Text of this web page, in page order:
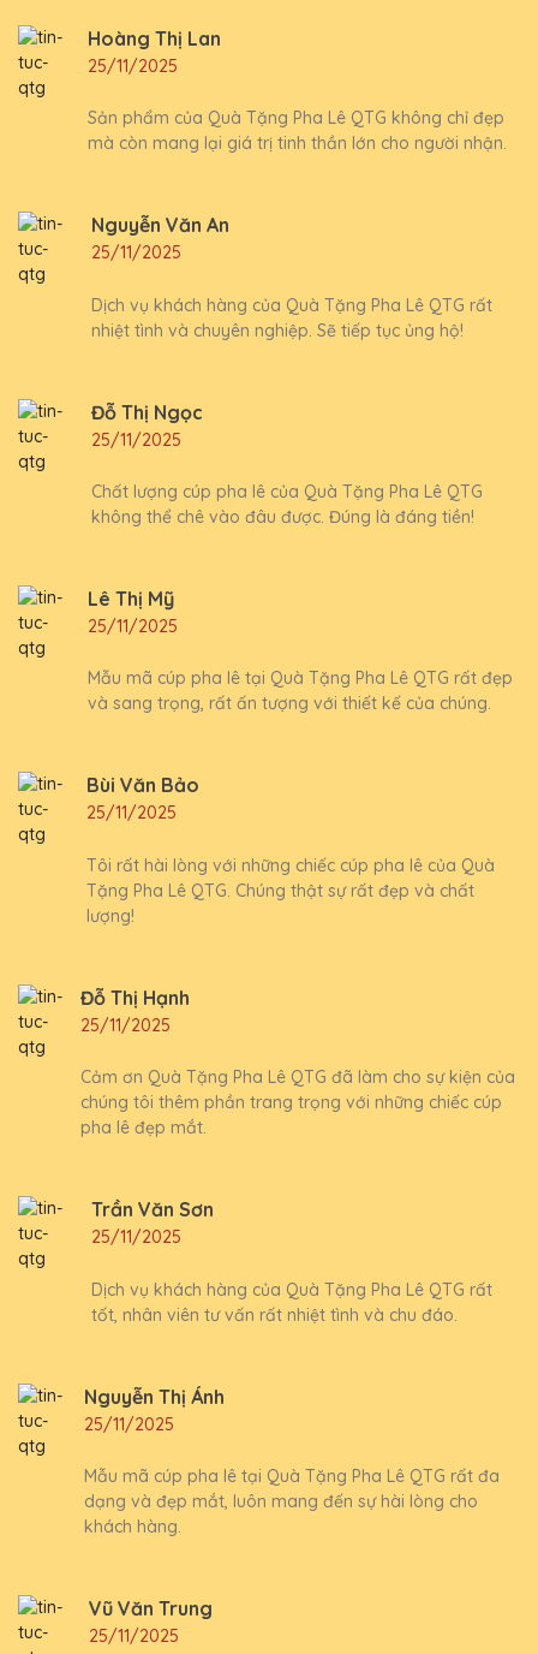
Hoàng Thị Lan
25/11/2025
Sản phẩm của Quà Tặng Pha Lê QTG không chỉ đẹp
mà còn mang lại giá trị tinh thần lớn cho người nhận.
Nguyễn Văn An
25/11/2025
Dịch vụ khách hàng của Quà Tặng Pha Lê QTG rất
nhiệt tình và chuyên nghiệp. Sẽ tiếp tục ủng hộ!
Đỗ Thị Ngọc
25/11/2025
Chất lượng cúp pha lê của Quà Tặng Pha Lê QTG
không thể chê vào đâu được. Đúng là đáng tiền!
Lê Thị Mỹ
25/11/2025
Mẫu mã cúp pha lê tại Quà Tặng Pha Lê QTG rất đẹp
và sang trọng, rất ấn tượng với thiết kế của chúng.
Bùi Văn Bảo
25/11/2025
Tôi rất hài lòng với những chiếc cúp pha lê của Quà
Tặng Pha Lê QTG. Chúng thật sự rất đẹp và chất
lượng!
Đỗ Thị Hạnh
25/11/2025
Cảm ơn Quà Tặng Pha Lê QTG đã làm cho sự kiện của
chúng tôi thêm phần trang trọng với những chiếc cúp
pha lê đẹp mắt.
Trần Văn Sơn
25/11/2025
Dịch vụ khách hàng của Quà Tặng Pha Lê QTG rất
tốt, nhân viên tư vấn rất nhiệt tình và chu đáo.
Nguyễn Thị Ánh
25/11/2025
Mẫu mã cúp pha lê tại Quà Tặng Pha Lê QTG rất đa
dạng và đẹp mắt, luôn mang đến sự hài lòng cho
khách hàng.
Vũ Văn Trung
25/11/2025